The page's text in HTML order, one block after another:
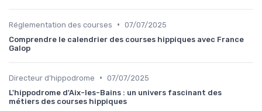
Réglementation des courses • 07/07/2025
Comprendre le calendrier des courses hippiques avec France
Galop
Directeur d’hippodrome • 07/07/2025
L'hippodrome d'Aix-les-Bains : un univers fascinant des
métiers des courses hippiques